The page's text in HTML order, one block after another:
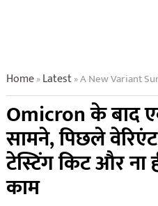
Home»Latest»A New Variant
Omicron के बाद
सामने, पिछले
टेस्टिंग किट और ना
काम